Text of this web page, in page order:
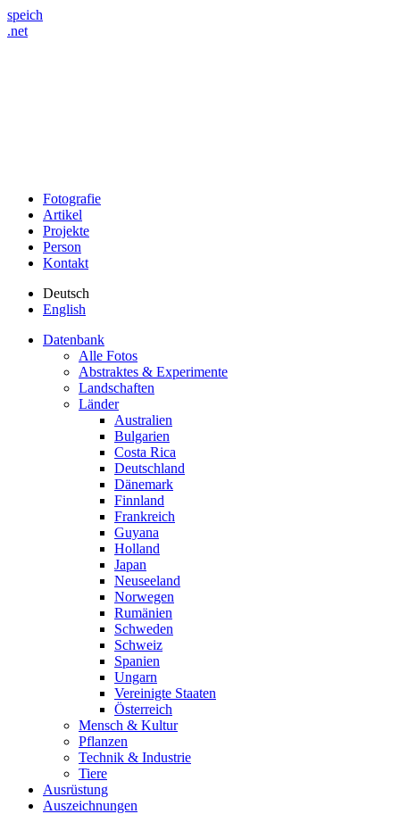
speich
.net
Fotografie
Artikel
Projekte
Person
Kontakt
Deutsch
English
Datenbank
Alle Fotos
Abstraktes & Experimente
Landschaften
Länder
Australien
Bulgarien
Costa Rica
Deutschland
Dänemark
Finnland
Frankreich
Guyana
Holland
Japan
Neuseeland
Norwegen
Rumänien
Schweden
Schweiz
Spanien
Ungarn
Vereinigte Staaten
Österreich
Mensch & Kultur
Pflanzen
Technik & Industrie
Tiere
Ausrüstung
Auszeichnungen